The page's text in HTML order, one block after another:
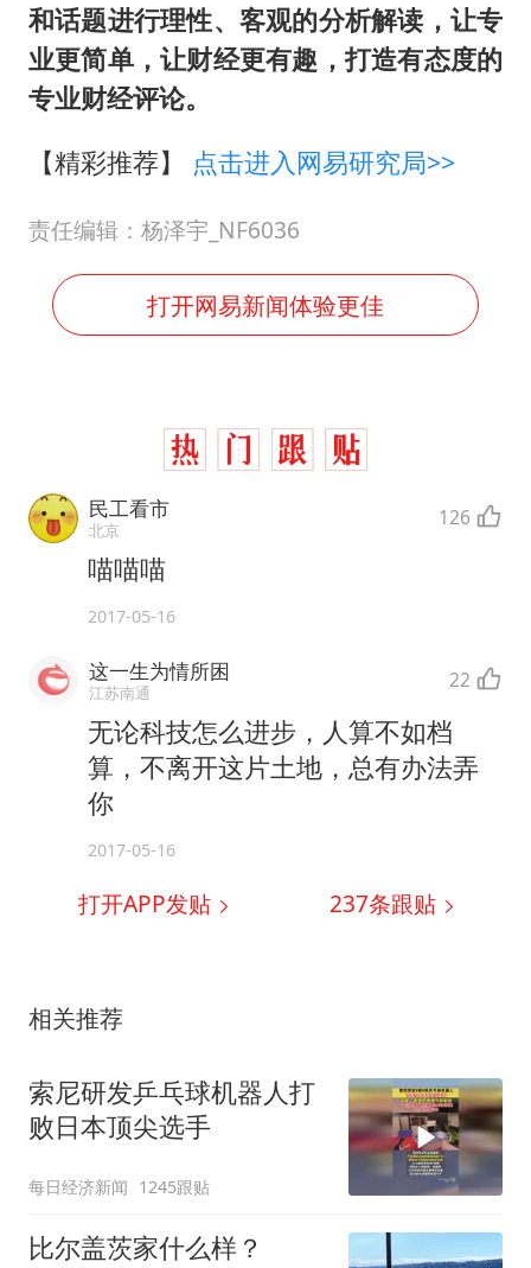
和话题进行理性、客观的分析解读，让专
业更简单，让财经更有趣，打造有态度的
专业财经评论。
【精彩推荐】
点击进入网易研究局>>
责任编辑：杨泽宇_NF6036
打开网易新闻体验更佳
民工看市
北京 126
喵喵喵
2017-05-16
这一生为情所困
江苏南通 22
无论科技怎么进步，人算不如档
算，不离开这片土地，总有办法弄
你
2017-05-16
打开APP发贴 237条跟贴
相关推荐
索尼研发乒乓球机器人打
败日本顶尖选手
每日经济新闻 1245跟贴
比尔盖茨家什么样？